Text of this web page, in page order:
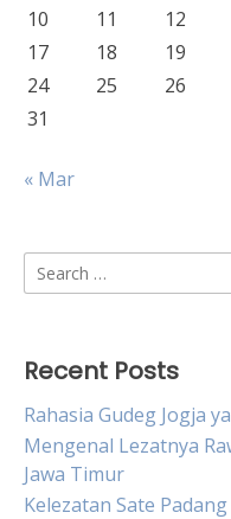
10
11 12
17
18 19
24
25 26
31
« Mar
Search
for:
Recent Posts
Rahasia Gudeg Jogja
Mengenal Lezatnya
Jawa Timur
Kelezatan Sate